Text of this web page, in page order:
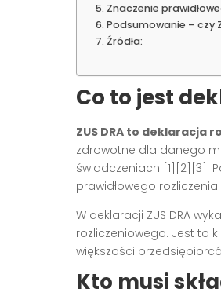
Znaczenie
Podsumowanie – czy
Źródła:
Co to jest
ZUS DRA to deklaracja
zdrowotne dla danego
świadczeniach [1][2][3] .
prawidłowego rozliczenia
W deklaracji ZUS DRA
rozliczeniowego. Jest to
większości
Kto musi